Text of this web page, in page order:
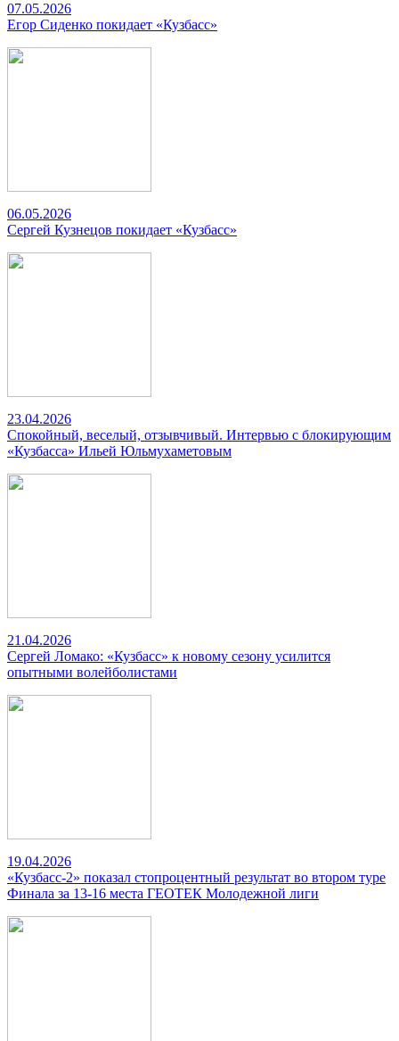
07.05.2026
Егор Сиденко покидает «Кузбасс»
06.05.2026
Сергей Кузнецов покидает «Кузбасс»
23.04.2026
Спокойный, веселый, отзывчивый. Интервью с блокирующим
«Кузбасса» Ильей Юльмухаметовым
21.04.2026
Сергей Ломако: «Кузбасс» к новому сезону усилится
опытными волейболистами
19.04.2026
«Кузбасс-2» показал стопроцентный результат во втором туре
Финала за 13-16 места ГЕОТЕК Молодежной лиги